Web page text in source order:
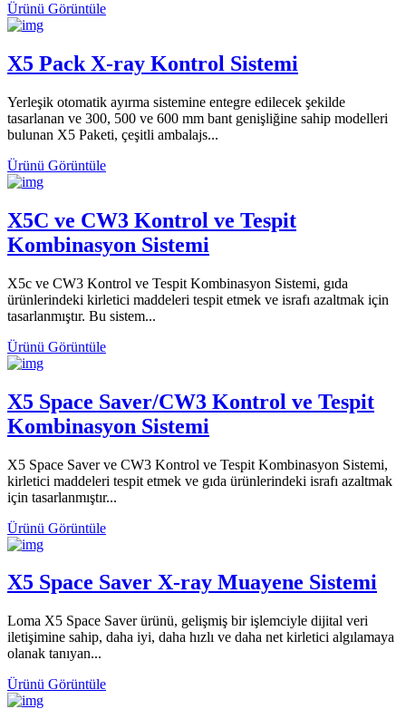
Ürünü Görüntüle
X5 Pack X-ray Kontrol Sistemi
Yerleşik otomatik ayırma sistemine entegre edilecek şekilde
tasarlanan ve 300, 500 ve 600 mm bant genişliğine sahip modelleri
bulunan X5 Paketi, çeşitli ambalajs...
Ürünü Görüntüle
X5C ve CW3 Kontrol ve Tespit
Kombinasyon Sistemi
X5c ve CW3 Kontrol ve Tespit Kombinasyon Sistemi, gıda
ürünlerindeki kirletici maddeleri tespit etmek ve israfı azaltmak için
tasarlanmıştır. Bu sistem...
Ürünü Görüntüle
X5 Space Saver/CW3 Kontrol ve Tespit
Kombinasyon Sistemi
X5 Space Saver ve CW3 Kontrol ve Tespit Kombinasyon Sistemi,
kirletici maddeleri tespit etmek ve gıda ürünlerindeki israfı azaltmak
için tasarlanmıştır...
Ürünü Görüntüle
X5 Space Saver X-ray Muayene Sistemi
Loma X5 Space Saver ürünü, gelişmiş bir işlemciyle dijital veri
iletişimine sahip, daha iyi, daha hızlı ve daha net kirletici algılamaya
olanak tanıyan...
Ürünü Görüntüle